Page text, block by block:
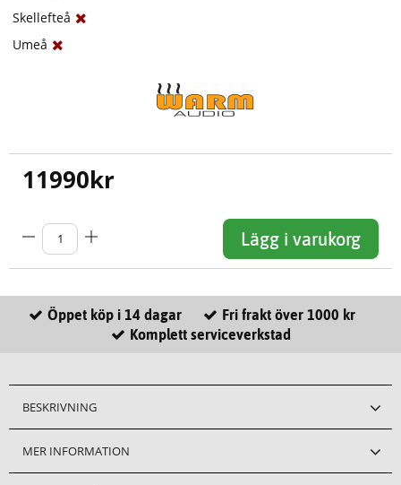
Skellefteå
Umeå
11990kr
Lägg i varukorg
Öppet köp i 14 dagar
Fri frakt över 1000 kr
Komplett serviceverkstad
BESKRIVNING
MER INFORMATION